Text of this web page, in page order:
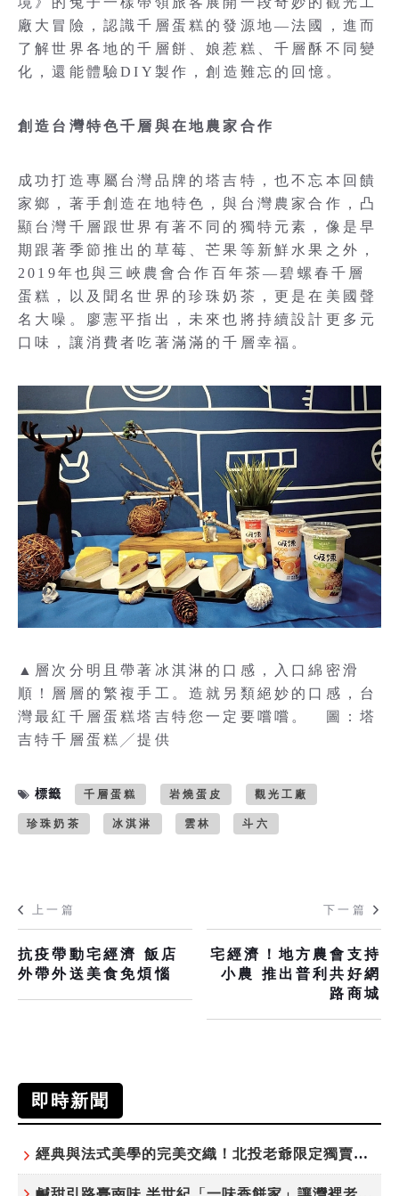
廠大冒險，認識千層蛋糕的發源地—法國，進而
了解世界各地的千層餅、娘惹糕、千層酥不同變
化，還能體驗DIY製作，創造難忘的回憶。
創造台灣特色千層與在地農家合作
成功打造專屬台灣品牌的塔吉特，也不忘本回饋
家鄉，著手創造在地特色，與台灣農家合作，凸
顯台灣千層跟世界有著不同的獨特元素，像是早
期跟著季節推出的草莓、芒果等新鮮水果之外，
2019年也與三峽農會合作百年茶—碧螺春千層
蛋糕，以及聞名世界的珍珠奶茶，更是在美國聲
名大噪。廖憲平指出，未來也將持續設計更多元
口味，讓消費者吃著滿滿的千層幸福。
▲層次分明且帶著冰淇淋的口感，入口綿密滑
順！層層的繁複手工。造就另類絕妙的口感，台
灣最紅千層蛋糕塔吉特您一定要嚐嚐。 圖：塔
吉特千層蛋糕╱提供
標籤 千層蛋糕 岩燒蛋皮 觀光工廠
珍珠奶茶 冰淇淋 雲林 斗六
上一篇
抗疫帶動宅經濟 飯店
外帶外送美食免煩惱
下一篇
宅經濟！地方農會支持
小農 推出普利共好網
路商城
即時新聞
經典與法式美學的完美交織！北投老爺限定獨賣「泉月菠蘿映心」中秋禮盒